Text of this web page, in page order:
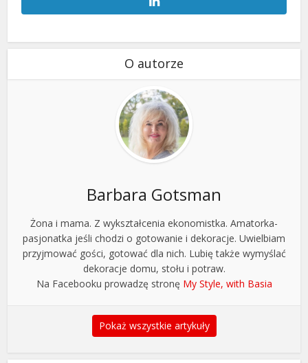
O autorze
Barbara Gotsman
Żona i mama. Z wykształcenia ekonomistka. Amatorka-
pasjonatka jeśli chodzi o gotowanie i dekoracje. Uwielbiam
przyjmować gości, gotować dla nich. Lubię także wymyślać
dekoracje domu, stołu i potraw.
Na Facebooku prowadzę stronę My Style, with Basia
Pokaż wszystkie artykuły